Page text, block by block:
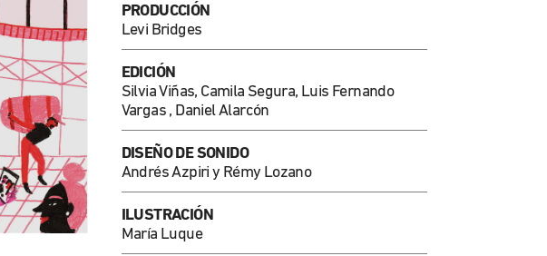
PRODUCCIÓN
Levi Bridges
EDICIÓN
Silvia Viñas, Camila Segura, Luis Fernando
Vargas , Daniel Alarcón
DISEÑO DE SONIDO
Andrés Azpiri y Rémy Lozano
ILUSTRACIÓN
María Luque